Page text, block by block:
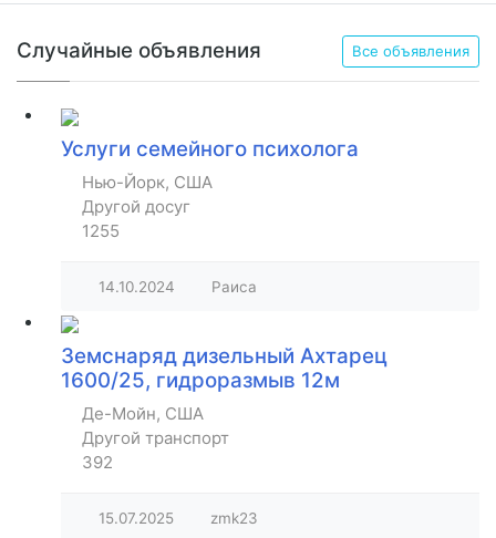
Случайные объявления Все объявления
Услуги семейного психолога
Нью-Йорк, США
Другой досуг
1255
14.10.2024 Раиса
Земснаряд дизельный Ахтарец
1600/25, гидроразмыв 12м
Де-Мойн, США
Другой транспорт
392
15.07.2025 zmk23